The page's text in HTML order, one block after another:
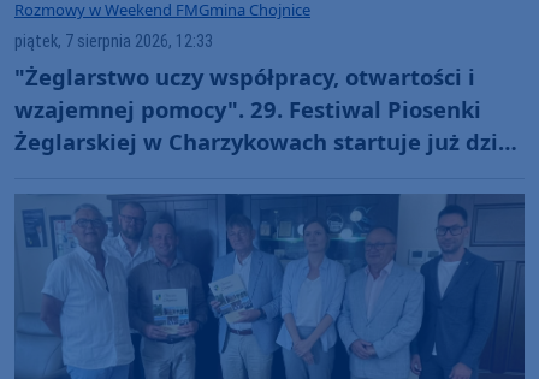
Rozmowy w Weekend FMGmina Chojnice
piątek, 7 sierpnia 2026, 12:33
"Żeglarstwo uczy współpracy, otwartości i
wzajemnej pomocy". 29. Festiwal Piosenki
Żeglarskiej w Charzykowach startuje już dziś.
(ROZMOWA)